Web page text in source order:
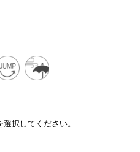
択してください。